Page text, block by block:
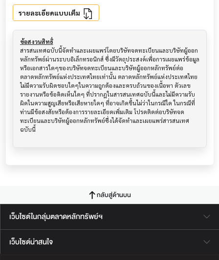
รายละเอียดแบบเต็ม
ข้อสงวนสิทธิ์
สารสนเทศฉบับนี้จัดทำและเผยแพร่โดยบริษัทจดทะเบียนและบริษัทผู้ออก
หลักทรัพย์ผ่านระบบอิเล็กทรอนิกส์ ซึ่งมีวัตถุประสงค์เพื่อการเผยแพร่ข้อมูล
หรือเอกสารใดๆของบริษัทจดทะเบียนและบริษัทผู้ออกหลักทรัพย์ต่อ
ตลาดหลักทรัพย์แห่งประเทศไทยเท่านั้น ตลาดหลักทรัพย์แห่งประเทศไทย
ไม่มีความรับผิดชอบใดๆในความถูกต้องและครบถ้วนของเนื้อหา ตัวเลข
รายงานหรือข้อคิดเห็นใดๆ ที่ปรากฎในสารสนเทศฉบับนี้และไม่มีความรับ
ผิดในความสูญเสียหรือเสียหายใดๆ ที่อาจเกิดขึ้นไม่ว่าในกรณีใด ในกรณีที่
ท่านมีข้อสงสัยหรือต้องการรายละเอียดเพิ่มเติม โปรดติดต่อบริษัทจด
ทะเบียนและบริษัทผู้ออกหลักทรัพย์ซึ่งได้จัดทำและเผยแพร่สารสนเทศ
ฉบับนี้
กลับสู่ด้านบน
เว็บไซต์ในกลุ่มตลาดหลักทรัพย์ฯ
เว็บไซต์น่าสนใจ